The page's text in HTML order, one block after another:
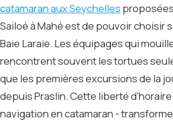
catamaran aux Seychelles
Sailoé à Mahé est de pouvoir choisir
Baie Laraie. Les équipages qui
rencontrent souvent les tortues
que les premières excursions de la
depuis Praslin. Cette liberté
navigation en catamaran -